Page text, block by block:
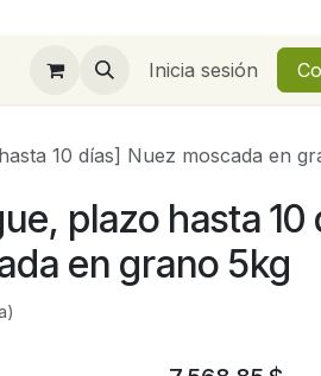
Inicia sesión
10 días] Nuez moscada en
plazo hasta 10
en grano 5kg